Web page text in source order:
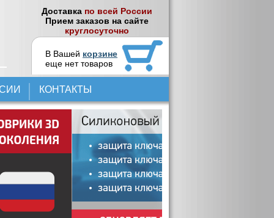
Доставка по всей России
Прием заказов на сайте
круглосуточно
В Вашей корзине
еще нет товаров
КОНТАКТЫ